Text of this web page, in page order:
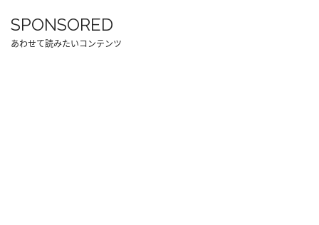
SPONSORED
あわせて読みたいコンテンツ